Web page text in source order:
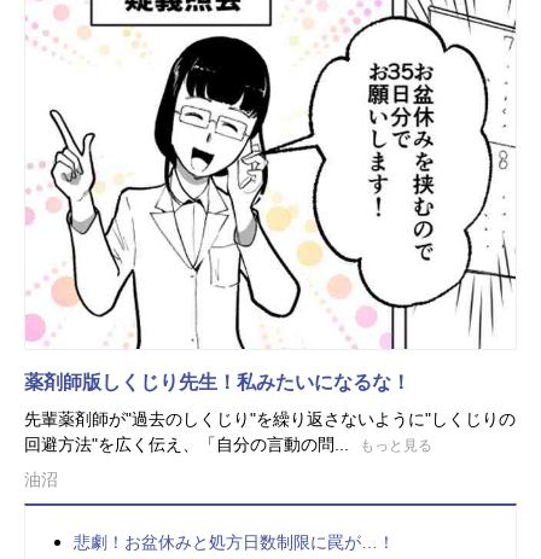
薬剤師版しくじり先生！私みたいになるな！
先輩薬剤師が"過去のしくじり"を繰り返さないように"しくじりの
回避方法"を広く伝え、「自分の言動の問...
もっと見る
油沼
悲劇！お盆休みと処方日数制限に罠が…！